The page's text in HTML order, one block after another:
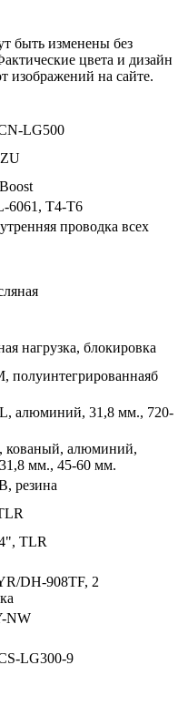
быть изменены без
цвета и дизайн
изображений на сайте.
LG500
T4-T6
проводка всех
нагрузка, блокировка
полуинтегрированнаяб
алюминий, 31,8 мм., 720-
кованый, алюминий,
31,8 мм., 45-60 мм.
резина
TLR
DH-908TF, 2
NW
LG300-9